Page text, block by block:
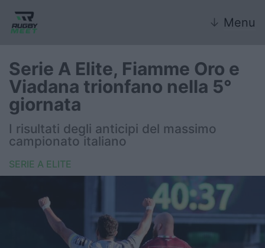
↓ Menu
Nazionale
Nazionali giovanili
Rugby Sevens
FIR
Internazionale
6 Nazioni
Serie A Elite, Fiamme Oro e
Viadana trionfano nella 5°
giornata
I risultati degli anticipi del massimo
campionato italiano
SERIE A ELITE